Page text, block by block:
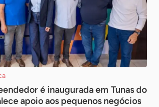
é inaugurada em Tunas do
apoio aos pequenos negócios